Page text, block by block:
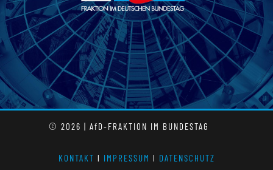
© 2026 | AfD-FRAKTION IM BUNDESTAG
KONTAKT l IMPRESSUM l DATENSCHUTZ